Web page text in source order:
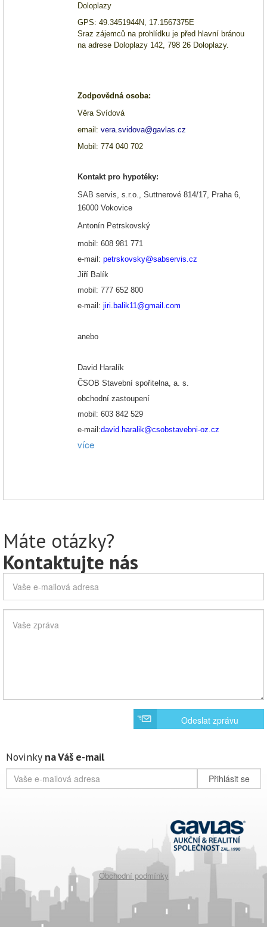
Doloplazy
GPS: 49.3451944N, 17.1567375E
Sraz zájemců na prohlídku je před hlavní bránou
na adrese Doloplazy 142, 798 26 Doloplazy.
Zodpovědná osoba:
Věra Svídová
email: vera.svidova@gavlas.cz
Mobil: 774 040 702
Kontakt pro hypotéky:
SAB servis, s.r.o., Suttnerové 814/17, Praha 6,
16000 Vokovice
Antonín Petrskovský
mobil: 608 981 771
e-mail: petrskovsky@sabservis.cz
Jiří Balík
mobil: 777 652 800
e-mail: jiri.balik11@gmail.com
anebo
David Haralík
ČSOB Stavební spořitelna, a. s.
obchodní zastoupení
mobil: 603 842 529
e-mail:david.haralik@csobstavebni-oz.cz
více
Máte otázky?
Kontaktujte nás
Odeslat zprávu
Novinky na Váš e-mail
Přihlásit se
Obchodní podmínky